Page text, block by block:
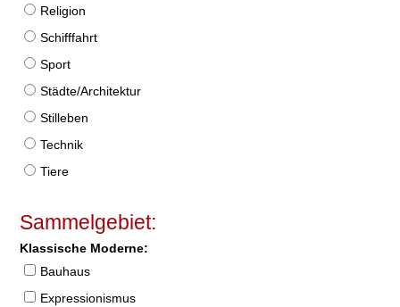
Religion
Schifffahrt
Sport
Städte/Architektur
Stilleben
Technik
Tiere
Sammelgebiet:
Klassische Moderne:
Bauhaus
Expressionismus